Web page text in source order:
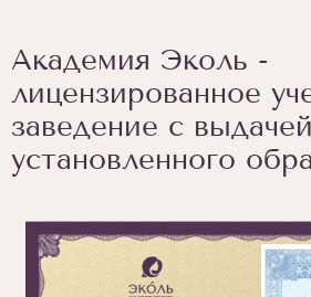
Академия Эколь -
лицензированное
заведение с
установленного